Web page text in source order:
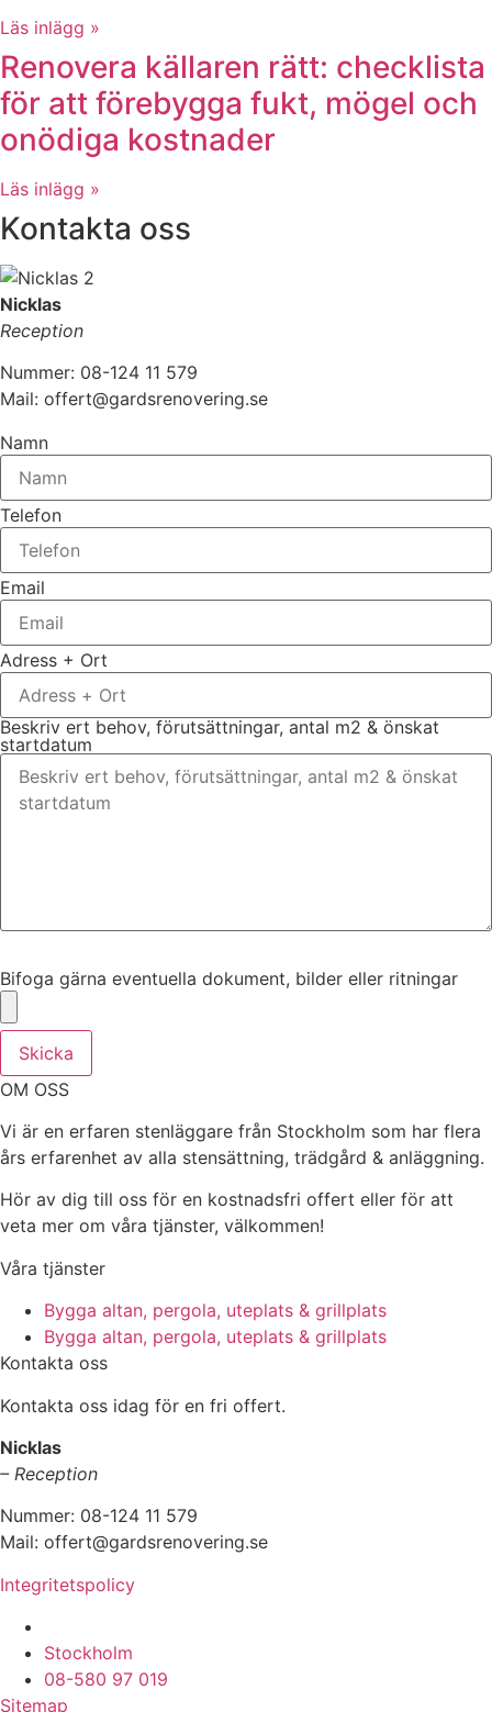
Läs inlägg »
Renovera källaren rätt: checklista
för att förebygga fukt, mögel och
onödiga kostnader
Läs inlägg »
Kontakta oss
Nicklas
Reception
Nummer: 08-124 11 579
Mail: offert@gardsrenovering.se
Namn
Telefon
Email
Adress + Ort
Beskriv ert behov, förutsättningar, antal m2 & önskat
startdatum
Bifoga gärna eventuella dokument, bilder eller ritningar
Skicka
OM OSS
Vi är en erfaren stenläggare från Stockholm som har flera
års erfarenhet av alla stensättning, trädgård & anläggning.
Hör av dig till oss för en kostnadsfri offert eller för att
veta mer om våra tjänster, välkommen!
Våra tjänster
Bygga altan, pergola, uteplats & grillplats
Bygga altan, pergola, uteplats & grillplats
Kontakta oss
Kontakta oss idag för en fri offert.
Nicklas
– Reception
Nummer: 08-124 11 579
Mail: offert@gardsrenovering.se
Integritetspolicy
Stockholm
08-580 97 019
Sitemap